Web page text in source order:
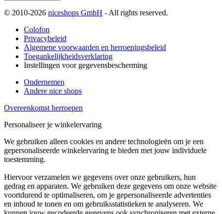
© 2010-2026 niceshops GmbH - All rights reserved.
Colofon
Privacybeleid
Algemene voorwaarden en herroepingsbeleid
Toegankelijkheidsverklaring
Instellingen voor gegevensbescherming
Ondernemen
Andere nice shops
Overeenkomst herroepen
Personaliseer je winkelervaring
We gebruiken alleen cookies en andere technologieën om je een
gepersonaliseerde winkelervaring te bieden met jouw individuele
toestemming.
Hiervoor verzamelen we gegevens over onze gebruikers, hun
gedrag en apparaten. We gebruiken deze gegevens om onze website
voortdurend te optimaliseren, om je gepersonaliseerde advertenties
en inhoud te tonen en om gebruiksstatistieken te analyseren. We